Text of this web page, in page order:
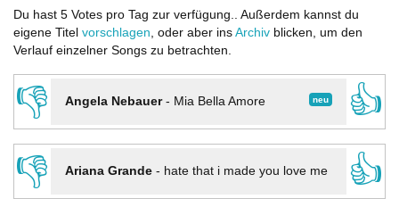
Du hast 5 Votes pro Tag zur verfügung.. Außerdem kannst du
eigene Titel vorschlagen, oder aber ins Archiv blicken, um den
Verlauf einzelner Songs zu betrachten.
👎 neu
Angela Nebauer- Mia Bella Amore
👍
👎
Ariana Grande- hate that i made you love me
👍